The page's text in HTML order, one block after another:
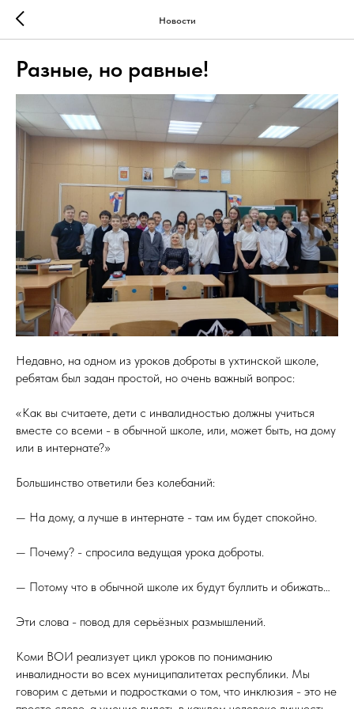
Новости
Разные, но равные!
Недавно, на одном из уроков доброты в ухтинской школе,
ребятам был задан простой, но очень важный вопрос:
«Как вы считаете, дети с инвалидностью должны учиться
вместе со всеми - в обычной школе, или, может быть, на дому
или в интернате?»
Большинство ответили без колебаний:
— На дому, а лучше в интернате - там им будет спокойно.
— Почему? - спросила ведущая урока доброты.
— Потому что в обычной школе их будут буллить и обижать…
Эти слова - повод для серьёзных размышлений.
Коми ВОИ реализует цикл уроков по пониманию
инвалидности во всех муниципалитетах республики. Мы
говорим с детьми и подростками о том, что инклюзия - это не